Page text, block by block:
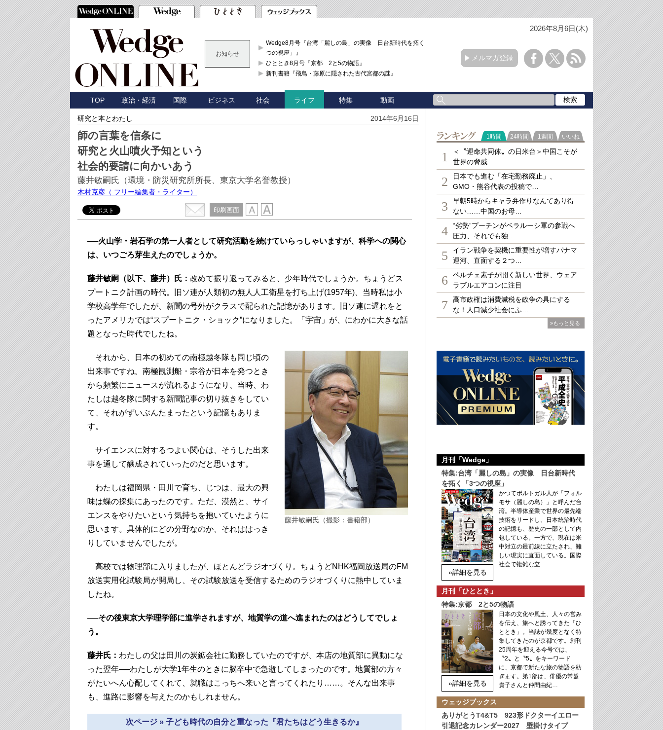
2026年8月6日(木)
お知らせ
Wedge8月号『台湾「麗しの島」の実像 日台新時代を拓く「3
つの視座」』
ひととき8月号『京都 2と5の物語』
新刊書籍『飛鳥・藤原に隠された古代宮都の謎』
メルマガ登録
TOP 政治・経済 国際 ビジネス 社会 ライフ 特集 動画
研究と本とわたし 2014年6月16日
師の言葉を信条に
研究と火山噴火予知という
社会的要請に向かいあう
藤井敏嗣氏（環境・防災研究所所長、東京大学名誉教授）
木村克彦 （ フリー編集者・ライター）
印刷画面
──火山学・岩石学の第一人者として研究活動を続けていらっしゃいますが、科学への関心
は、いつごろ芽生えたのでしょうか。
藤井敏嗣（以下、藤井）氏： 改めて振り返ってみると、少年時代でしょうか。ちょうどス
プートニク計画の時代。旧ソ連が人類初の無人人工衛星を打ち上げ(1957年)、当時私は小
学校高学年でしたが、新聞の号外がクラスで配られた記憶があります。旧ソ連に遅れをと
ったアメリカでは“スプートニク・ショック”になりました。「宇宙」が、にわかに大きな話
題となった時代でしたね。
藤井敏嗣氏（撮影：書籍部）
それから、日本の初めての南極越冬隊も同じ頃の
出来事ですね。南極観測船・宗谷が日本を発つとき
から頻繁にニュースが流れるようになり、当時、わ
たしは越冬隊に関する新聞記事の切り抜きをしてい
て、それがずいぶんたまったという記憶もありま
す。
サイエンスに対するつよい関心は、そうした出来
事を通して醸成されていったのだと思います。
わたしは福岡県・田川で育ち、じつは、最大の興
味は蝶の採集にあったのです。ただ、漠然と、サイ
エンスをやりたいという気持ちを抱いていたように
思います。具体的にどの分野なのか、それははっき
りしていませんでしたが。
高校では物理部に入りましたが、ほとんどラジオづくり。ちょうどNHK福岡放送局のFM
放送実用化試験局が開局し、その試験放送を受信するためのラジオづくりに熱中していま
したね。
──その後東京大学理学部に進学されますが、地質学の道へ進まれたのはどうしてでしょ
う。
藤井氏： わたしの父は田川の炭鉱会社に勤務していたのですが、本店の地質部に異動にな
った翌年──わたしが大学1年生のときに脳卒中で急逝してしまったのです。地質部の方々
がたいへん心配してくれて、就職はこっちへ来いと言ってくれたり……。そんな出来事
も、進路に影響を与えたのかもしれません。
次ページ » 子ども時代の自分と重なった『君たちはどう生きるか』
ランキング
1時間 24時間 1週間 いいね
1
＜〝運命共同体〟の日米台＞中国こそが
世界の脅威....…
2
日本でも進む「在宅勤務廃止」、
GMO・熊谷代表の投稿で…
3
早朝5時からキャラ弁作りなんてあり得
ない……中国のお母…
4
“劣勢”プーチンがベラルーシ軍の参戦へ
圧力、それでも独…
5
イラン戦争を契機に重要性が増すパナマ
運河、直面する２つ…
6
ペルチェ素子が開く新しい世界、ウェア
ラブルエアコンに注目
7
高市政権は消費減税を政争の具にする
な！人口減少社会にふ…
»もっと見る
月刊「Wedge」
特集:台湾「麗しの島」の実像 日台新時代
を拓く「3つの視座」
»詳細を見る
かつてポルトガル人が「フォル
モサ（麗しの島）」と呼んだ台
湾。半導体産業で世界の最先端
技術をリードし、日本統治時代
の記憶も、歴史の一部として内
包している。一方で、現在は米
中対立の最前線に立たされ、難
しい現実に直面している。国際
社会で複雑な立…
月刊「ひととき」
特集:京都 2と5の物語
»詳細を見る
日本の文化や風土、人々の営み
を伝え、旅へと誘ってきた「ひ
ととき」。当誌が幾度となく特
集してきたのが京都です。創刊
25周年を迎える今号では、
〝2〟と〝5〟をキーワード
に、京都で新たな旅の物語を紡
ぎます。第1部は、俳優の常盤
貴子さんと仲間由紀…
ウェッジブックス
ありがとうT4&T5 923形ドクターイエロー
引退記念カレンダー2027 壁掛けタイプ